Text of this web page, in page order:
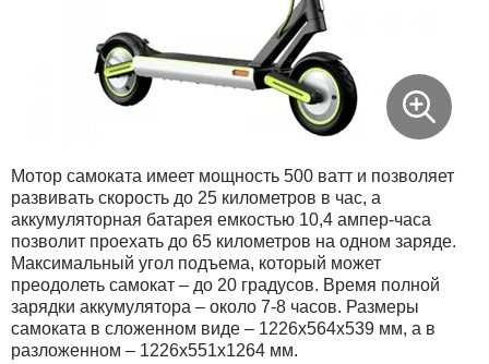
Мотор самоката имеет мощность 500 ватт и позволяет
развивать скорость до 25 километров в час, а
аккумуляторная батарея емкостью 10,4 ампер-часа
позволит проехать до 65 километров на одном заряде.
Максимальный угол подъема, который может
преодолеть самокат – до 20 градусов. Время полной
зарядки аккумулятора – около 7-8 часов. Размеры
самоката в сложенном виде – 1226х564х539 мм, а в
разложенном – 1226х551х1264 мм.